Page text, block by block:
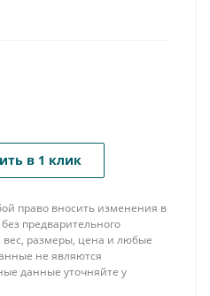
в 1 клик
право вносить изменения в
предварительного
вес, размеры, цена и любые
не являются
данные уточняйте у